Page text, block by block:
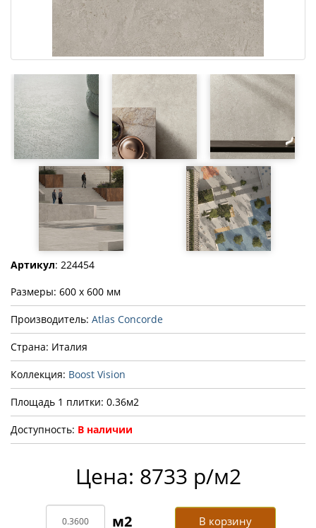
Артикул: 224454
Размеры: 600 x 600 мм
Производитель: Atlas Concorde
Страна: Италия
Коллекция: Boost Vision
Площадь 1 плитки: 0.36м2
Доступность: В наличии
Цена: 8733 р/м2
В корзину